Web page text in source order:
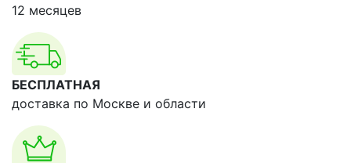
12 месяцев
БЕСПЛАТНАЯ
доставка по Москве и области